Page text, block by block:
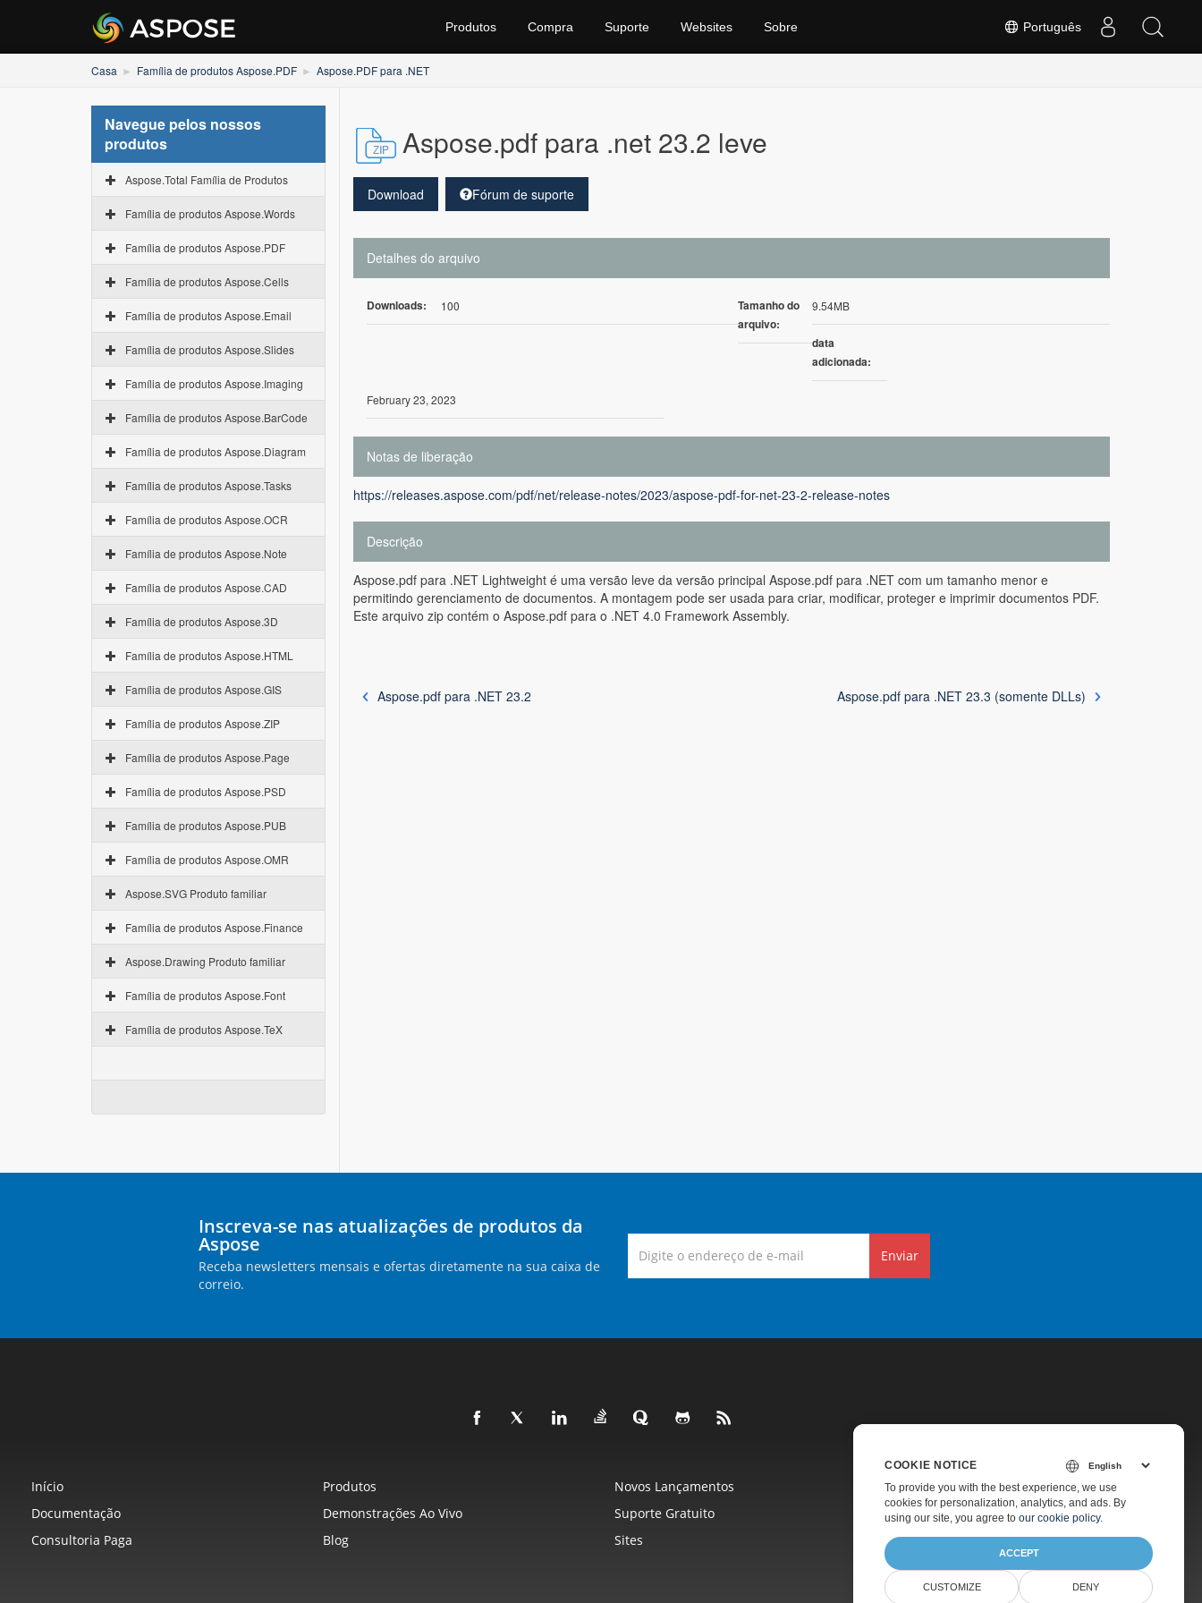
Português
Produtos Compra Suporte Websites Sobre
Casa Família de produtos Aspose.PDF Aspose.PDF para .NET
Navegue pelos nossos
produtos
Aspose.Total Família de Produtos
Família de produtos Aspose.Words
Família de produtos Aspose.PDF
Família de produtos Aspose.Cells
Família de produtos Aspose.Email
Família de produtos Aspose.Slides
Família de produtos Aspose.Imaging
Família de produtos Aspose.BarCode
Família de produtos Aspose.Diagram
Família de produtos Aspose.Tasks
Família de produtos Aspose.OCR
Família de produtos Aspose.Note
Família de produtos Aspose.CAD
Família de produtos Aspose.3D
Família de produtos Aspose.HTML
Família de produtos Aspose.GIS
Família de produtos Aspose.ZIP
Família de produtos Aspose.Page
Família de produtos Aspose.PSD
Família de produtos Aspose.PUB
Família de produtos Aspose.OMR
Aspose.SVG Produto familiar
Família de produtos Aspose.Finance
Aspose.Drawing Produto familiar
Família de produtos Aspose.Font
Família de produtos Aspose.TeX
Aspose.pdf para .net 23.2 leve
Download Fórum de suporte
Detalhes do arquivo
Downloads: 100
Tamanho do
arquivo:
9.54MB
data
adicionada:
February 23, 2023
Notas de liberação
https://releases.aspose.com/pdf/net/release-notes/2023/aspose-pdf-for-net-23-2-release-notes
Descrição
Aspose.pdf para .NET Lightweight é uma versão leve da versão principal Aspose.pdf para .NET com um tamanho menor e
permitindo gerenciamento de documentos. A montagem pode ser usada para criar, modificar, proteger e imprimir documentos PDF.
Este arquivo zip contém o Aspose.pdf para o .NET 4.0 Framework Assembly.
Aspose.pdf para .NET 23.2 Aspose.pdf para .NET 23.3 (somente DLLs)
Inscreva-se nas atualizações de produtos da
Aspose
Receba newsletters mensais e ofertas diretamente na sua caixa de
correio.
Enviar
Início Produtos Novos Lançamentos
Preços
Documentação
Demonstrações Ao Vivo Suporte Gratuito
Suporte Pago
Consultoria Paga
Blog Sites Sobre
COOKIE NOTICE
To provide you with the best experience, we use
cookies for personalization, analytics, and ads. By
using our site, you agree to our cookie policy.
ACCEPT
CUSTOMIZE DENY